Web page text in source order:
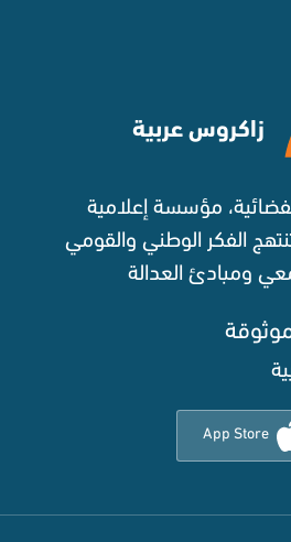
زاكروس عربية
مؤسسة إعلامية
الفكر الوطني والقومي
ومبادئ العدالة
App Store